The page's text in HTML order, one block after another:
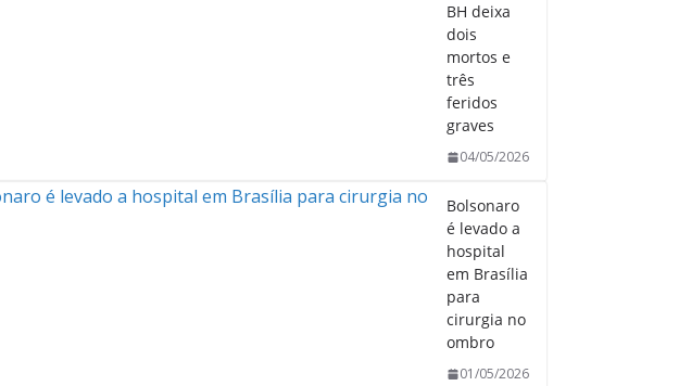
BH deixa
dois
mortos e
três
feridos
graves
04/05/2026
Bolsonaro
é levado a
hospital
em Brasília
para
cirurgia no
ombro
01/05/2026